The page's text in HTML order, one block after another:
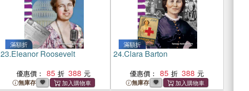
滿額折
23.Eleanor Roosevelt
優惠價： 85 388
無庫存
滿額折
24.Clara Barton
優惠價： 85 388
無庫存